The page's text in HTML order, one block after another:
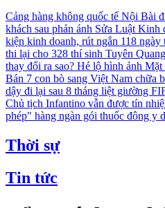
Cảng hàng không quốc tế Nội Bài
khách sau phản ánh Sửa Luật Kinh
kiện kinh doanh, rút ngắn 118 ngày
thi lại cho 328 thí sinh Tuyên Quang
thay đổi ra sao? Hé lộ hình ảnh
Bán 7 con bò sang Việt Nam chữa
dậy đi lại sau 8 tháng liệt giường
Chủ tịch Infantino vẫn được tín
phép" hàng ngàn gói thuốc đông y
Thời sự
Tin tức